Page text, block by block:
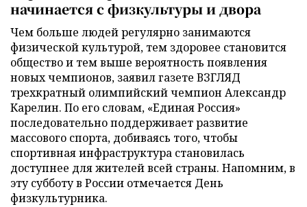
начинается с физкультуры и двора
Чем больше людей регулярно занимаются
физической культурой, тем здоровее становится
общество и тем выше вероятность появления
новых чемпионов, заявил газете ВЗГЛЯД
трехкратный олимпийский чемпион Александр
Карелин. По его словам, «Единая Россия»
последовательно поддерживает развитие
массового спорта, добиваясь того, чтобы
спортивная инфраструктура становилась
доступнее для жителей всей страны. Напомним, в
эту субботу в России отмечается День
физкультурника.